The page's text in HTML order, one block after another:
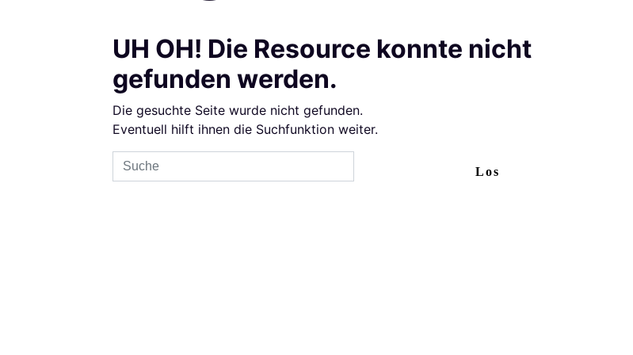
UH OH! Die Resource konnte nicht
gefunden werden.
Die gesuchte Seite wurde nicht gefunden.
Eventuell hilft ihnen die Suchfunktion weiter.
Sucheingabe
Los